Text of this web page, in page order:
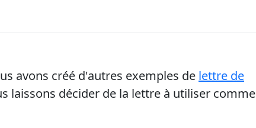
avons créé d'autres exemples de lettre de
laissons décider de la lettre à utiliser comme